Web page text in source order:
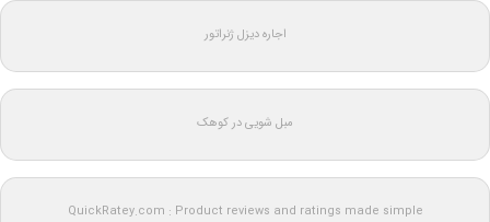
اجاره دیزل ژنراتور
مبل شویی در کوهک
QuickRatey.com : Product reviews and ratings made simple